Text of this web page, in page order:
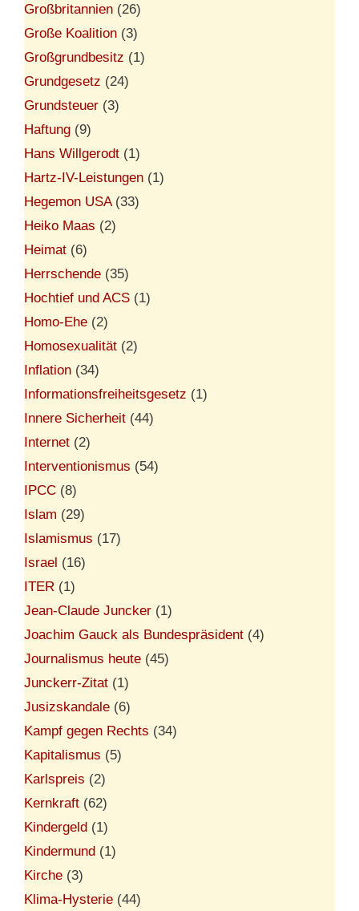
Großbritannien (26)
Große Koalition (3)
Großgrundbesitz (1)
Grundgesetz (24)
Grundsteuer (3)
Haftung (9)
Hans Willgerodt (1)
Hartz-IV-Leistungen (1)
Hegemon USA(33)
Heiko Maas (2)
Heimat (6)
Herrschende (35)
Hochtief und ACS (1)
Homo-Ehe (2)
Homosexualität (2)
Inflation (34)
Informationsfreiheitsgesetz (1)
Innere Sicherheit (44)
Internet (2)
Interventionismus (54)
IPCC (8)
Islam (29)
Islamismus (17)
Israel (16)
ITER (1)
Jean-Claude Juncker (1)
Joachim Gauck als Bundespräsident (4)
Journalismus heute (45)
Junckerr-Zitat (1)
Jusizskandale (6)
Kampf gegen Rechts (34)
Kapitalismus (5)
Karlspreis (2)
Kernkraft (62)
Kindergeld (1)
Kindermund (1)
Kirche (3)
Klima-Hysterie (44)